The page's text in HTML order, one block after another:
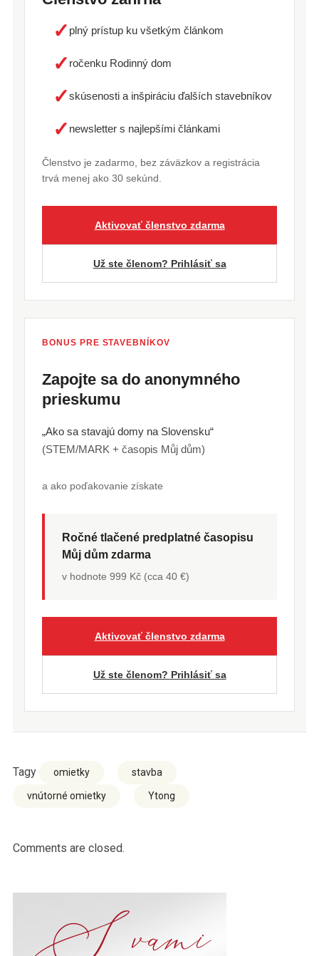
✓ plný prístup ku všetkým článkom
✓ ročenku Rodinný dom
✓skúsenosti a inšpiráciu ďalších stavebníkov
✓ newsletter s najlepšími článkami
Členstvo je zadarmo, bez záväzkov a registrácia
trvá menej ako 30 sekúnd.
Aktivovať členstvo zdarma
Už ste členom? Prihlásiť sa
BONUS PRE STAVEBNÍKOV
Zapojte sa do anonymného
prieskumu
„Ako sa stavajú domy na Slovensku“
(STEM/MARK + časopis Můj dům)
a ako poďakovanie získate
Ročné tlačené predplatné časopisu
Můj dům zdarma
v hodnote 999 Kč (cca 40 €)
Aktivovať členstvo zdarma
Už ste členom? Prihlásiť sa
Tagy omietky stavba
vnútorné omietky Ytong
Comments are closed.